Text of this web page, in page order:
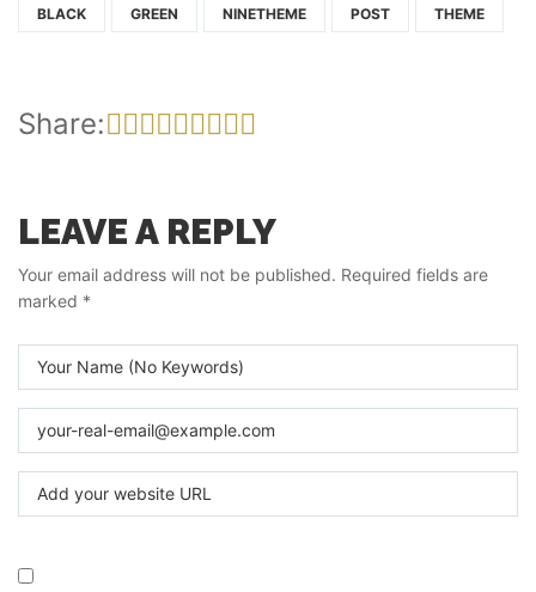
BLACK GREEN NINETHEME POST THEME
Share:
LEAVE A REPLY
Your email address will not be published. Required fields are
marked *